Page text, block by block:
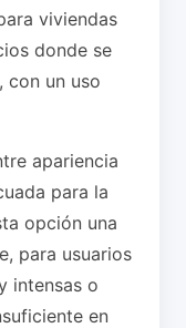
viviendas
donde se
con un uso
apariencia
para la
opción una
para usuarios
intensas o
en